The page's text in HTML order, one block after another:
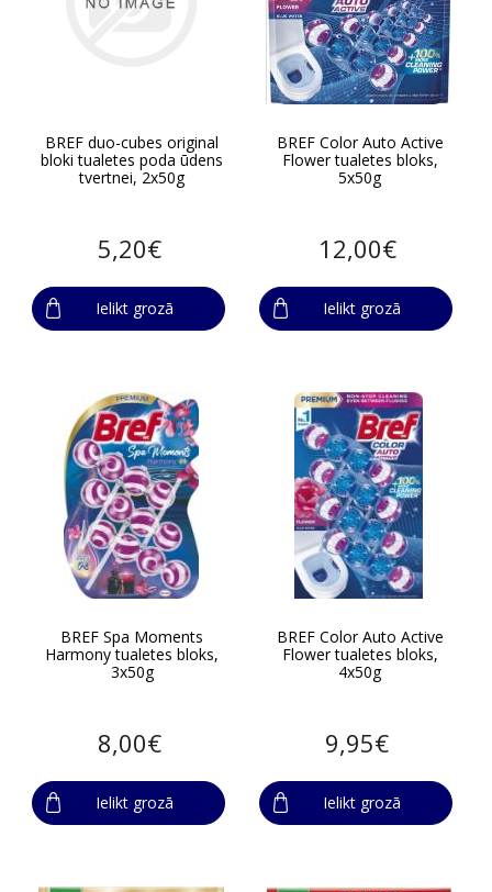
BREF duo-cubes original
bloki tualetes poda ūdens
tvertnei, 2x50g
5,20€
Ielikt grozā
BREF Color Auto Active
Flower tualetes bloks,
5x50g
12,00€
Ielikt grozā
BREF Spa Moments
Harmony tualetes bloks,
3x50g
8,00€
Ielikt grozā
BREF Color Auto Active
Flower tualetes bloks,
4x50g
9,95€
Ielikt grozā